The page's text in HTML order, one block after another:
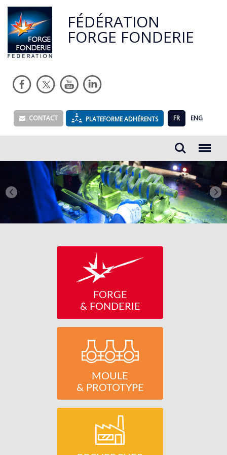
FÉDÉRATION
FORGE FONDERIE
CONTACT PLATEFORME ADHÉRENTS FR ENG
Rechercher...
FORGE
& FONDERIE
Découvrez la Forge et
MOULE
& PROTOTYPE
Découvrez l’activité
Faites confiances aux
entreprises de